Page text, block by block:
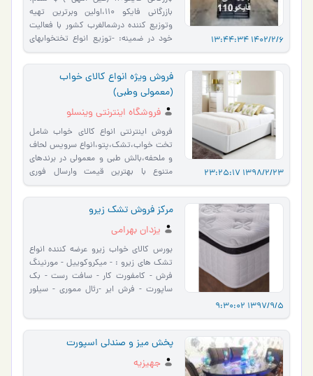
1402/2/6 13:44:34
بازرگاني فايكو 110،اولين وبرترين تهيه
وتوزيع كننده درشمالغرب كشور با فعاليت
خود در ضمينه: -توزيع انواع تختخوابهاي
كمجاي ديواري و�…
1398/2/23 23:25:17
فروش ویژه انواع کالای خواب
(معمولی وطبی)
فروشگاه اینترنتی وینسلو
فروش اینترنتی انواع کالای خواب شامل
تخت خواب،تشک،پتو،انواع سرویس لحاف
و ملحفه،بالش طبی و معمولی در برندهای
متنوع با بهترین قیمت وارسال فوری
فروشگاه اینترنتی وینسل…
1397/9/5 9:30:02
مرکز فروش تشک زیرو
یزدان بهرامی
بورس کالای خواب زیرو عرضه کننده انواع
تشک های زیرو : - میکروکوییل - مورنینگ
فرش - کامفورت کار - سافت رست - بک
ساپورت - فرش ایر -رئال مموری - سیلور
پخش میز و صندلی اسپورت
جهیزیه